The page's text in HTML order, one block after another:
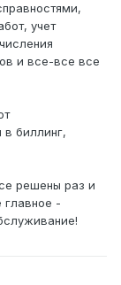
учет
и все-все все
в биллинг,
решены раз и
главное -